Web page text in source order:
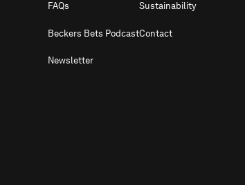
FAQs
Beckers Bets Podcast
Newsletter
Sustainability
Contact